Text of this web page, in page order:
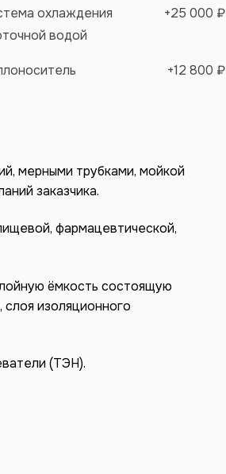
охлаждения
водой
+25 000 ₽
+12 800 ₽
мерными трубками, мойкой
заказчика.
фармацевтической,
ёмкость состоящую
изоляционного
(ТЭН).